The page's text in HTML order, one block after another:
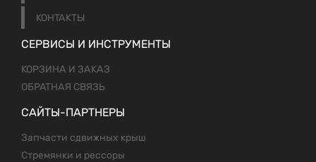
КОНТАКТЫ
СЕРВИСЫ И ИНСТРУМЕНТЫ
КОРЗИНА И ЗАКАЗ
ОБРАТНАЯ СВЯЗЬ
САЙТЫ-ПАРТНЕРЫ
Запчасти сдвижных крыш
Стремянки и рессоры